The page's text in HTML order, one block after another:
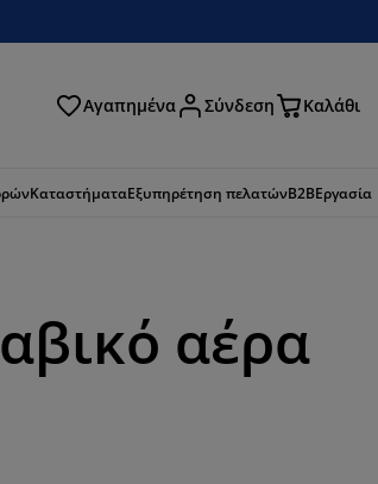
Αγαπημένα Σύνδεση Καλάθι
ΚαταστήματαΕξυπηρέτηση πελατώνB2BΕργασία
αέρα